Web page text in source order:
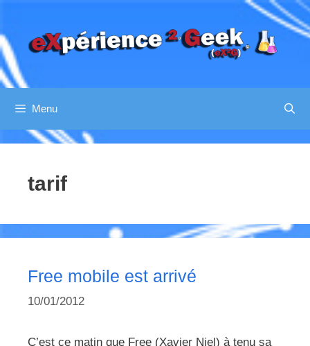
contenu
Menu
tarif
Free mobile est arrivé
10/01/2012
C’est ce matin que Free (Xavier Niel) à tenu sa